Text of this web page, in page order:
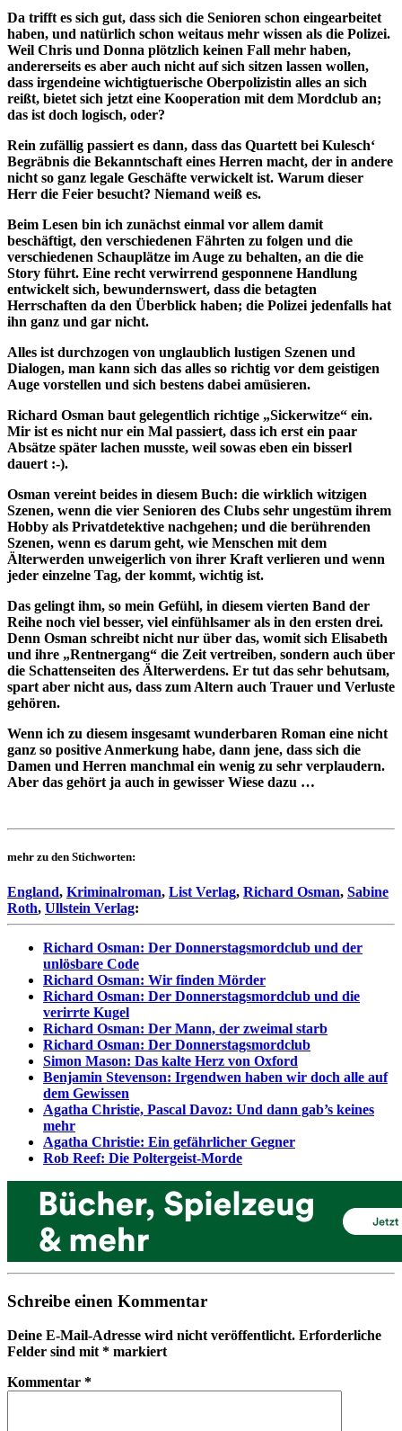
Da trifft es sich gut, dass sich die Senioren schon eingearbeitet
haben, und natürlich schon weitaus mehr wissen als die Polizei.
Weil Chris und Donna plötzlich keinen Fall mehr haben,
andererseits es aber auch nicht auf sich sitzen lassen wollen,
dass irgendeine wichtigtuerische Oberpolizistin alles an sich
reißt, bietet sich jetzt eine Kooperation mit dem Mordclub an;
das ist doch logisch, oder?
Rein zufällig passiert es dann, dass das Quartett bei Kulesch‘
Begräbnis die Bekanntschaft eines Herren macht, der in andere
nicht so ganz legale Geschäfte verwickelt ist. Warum dieser
Herr die Feier besucht? Niemand weiß es.
Beim Lesen bin ich zunächst einmal vor allem damit
beschäftigt, den verschiedenen Fährten zu folgen und die
verschiedenen Schauplätze im Auge zu behalten, an die die
Story führt. Eine recht verwirrend gesponnene Handlung
entwickelt sich, bewundernswert, dass die betagten
Herrschaften da den Überblick haben; die Polizei jedenfalls hat
ihn ganz und gar nicht.
Alles ist durchzogen von unglaublich lustigen Szenen und
Dialogen, man kann sich das alles so richtig vor dem geistigen
Auge vorstellen und sich bestens dabei amüsieren.
Richard Osman baut gelegentlich richtige „Sickerwitze“ ein.
Mir ist es nicht nur ein Mal passiert, dass ich erst ein paar
Absätze später lachen musste, weil sowas eben ein bisserl
dauert :-).
Osman vereint beides in diesem Buch: die wirklich witzigen
Szenen, wenn die vier Senioren des Clubs sehr ungestüm ihrem
Hobby als Privatdetektive nachgehen; und die berührenden
Szenen, wenn es darum geht, wie Menschen mit dem
Älterwerden unweigerlich von ihrer Kraft verlieren und wenn
jeder einzelne Tag, der kommt, wichtig ist.
Das gelingt ihm, so mein Gefühl, in diesem vierten Band der
Reihe noch viel besser, viel einfühlsamer als in den ersten drei.
Denn Osman schreibt nicht nur über das, womit sich Elisabeth
und ihre „Rentnergang“ die Zeit vertreiben, sondern auch über
die Schattenseiten des Älterwerdens. Er tut das sehr behutsam,
spart aber nicht aus, dass zum Altern auch Trauer und Verluste
gehören.
Wenn ich zu diesem insgesamt wunderbaren Roman eine nicht
ganz so positive Anmerkung habe, dann jene, dass sich die
Damen und Herren manchmal ein wenig zu sehr verplaudern.
Aber das gehört ja auch in gewisser Wiese dazu …
mehr zu den Stichworten:
England, Kriminalroman, List Verlag, Richard Osman, Sabine
Roth, Ullstein Verlag:
Richard Osman: Der Donnerstagsmordclub und der
unlösbare Code
Richard Osman: Wir finden Mörder
Richard Osman: Der Donnerstagsmordclub und die
verirrte Kugel
Richard Osman: Der Mann, der zweimal starb
Richard Osman: Der Donnerstagsmordclub
Simon Mason: Das kalte Herz von Oxford
Benjamin Stevenson: Irgendwen haben wir doch alle auf
dem Gewissen
Agatha Christie, Pascal Davoz: Und dann gab’s keines
mehr
Agatha Christie: Ein gefährlicher Gegner
Rob Reef: Die Poltergeist-Morde
Schreibe einen Kommentar
Deine E-Mail-Adresse wird nicht veröffentlicht. Erforderliche
Felder sind mit* markiert
Kommentar *